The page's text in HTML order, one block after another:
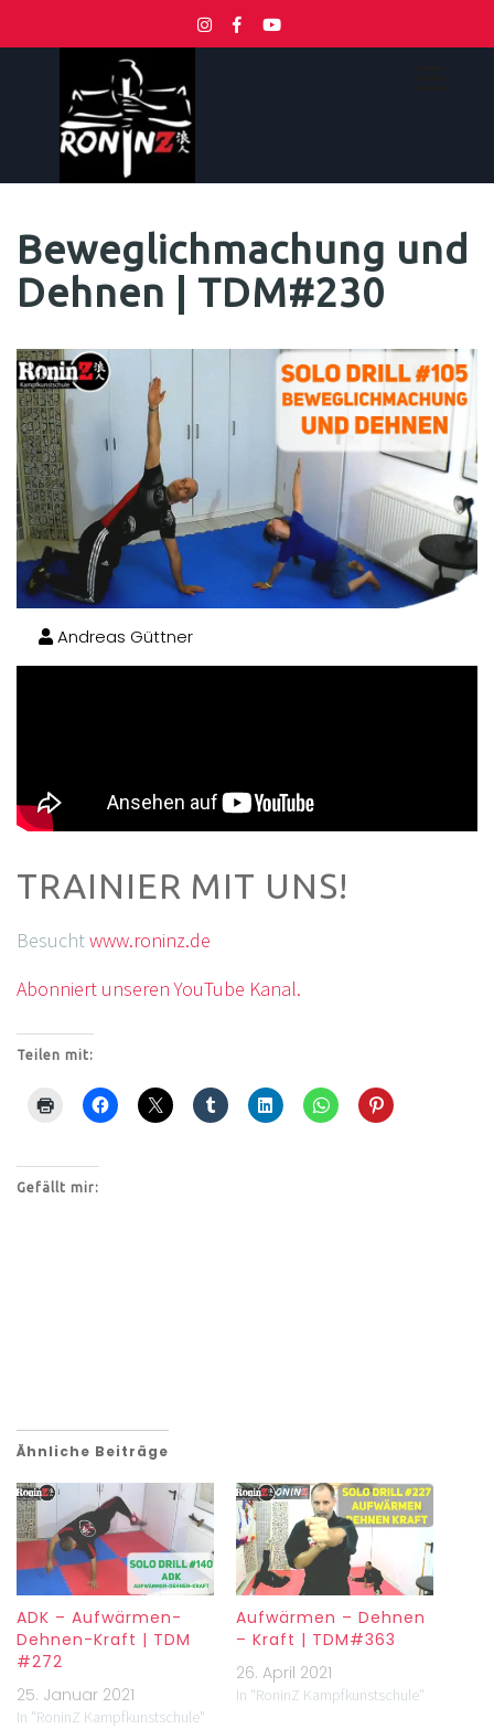
Beweglichmachung und
Dehnen | TDM#230
Andreas Güttner
TRAINIER MIT UNS!
Besuchtwww.roninz.de
Abonniert unseren YouTube Kanal.
Teilen mit:
Gefällt mir:
Ähnliche Beiträge
ADK – Aufwärmen-
Dehnen-Kraft | TDM
#272
25. Januar 2021
In "RoninZ Kampfkunstschule"
Aufwärmen – Dehnen
– Kraft | TDM#363
26. April 2021
In "RoninZ Kampfkunstschule"